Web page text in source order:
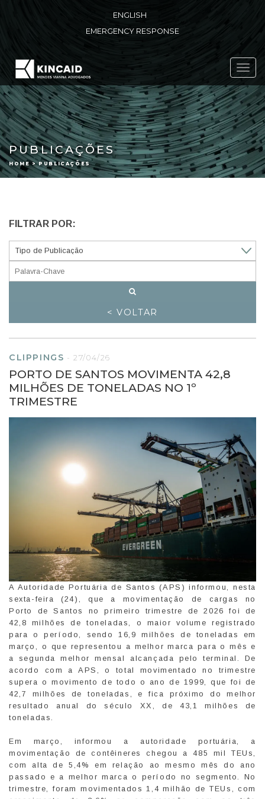
ENGLISH
EMERGENCY RESPONSE
PUBLICAÇÕES
HOME > PUBLICAÇÕES
FILTRAR POR:
< VOLTAR
CLIPPINGS - 27/04/26
PORTO DE SANTOS MOVIMENTA 42,8
MILHÕES DE TONELADAS NO 1º
TRIMESTRE
A Autoridade Portuária de Santos (APS) informou, nesta
sexta-feira (24), que a movimentação de cargas no
Porto de Santos no primeiro trimestre de 2026 foi de
42,8 milhões de toneladas, o maior volume registrado
para o período, sendo 16,9 milhões de toneladas em
março, o que representou a melhor marca para o mês e
a segunda melhor mensal alcançada pelo terminal. De
acordo com a APS, o total movimentado no trimestre
supera o movimento de todo o ano de 1999, que foi de
42,7 milhões de toneladas, e fica próximo do melhor
resultado anual do século XX, de 43,1 milhões de
toneladas.
Em março, informou a autoridade portuária, a
movimentação de contêineres chegou a 485 mil TEUs,
com alta de 5,4% em relação ao mesmo mês do ano
passado e a melhor marca o período no segmento. No
trimestre, foram movimentados 1,4 milhão de TEUs, com